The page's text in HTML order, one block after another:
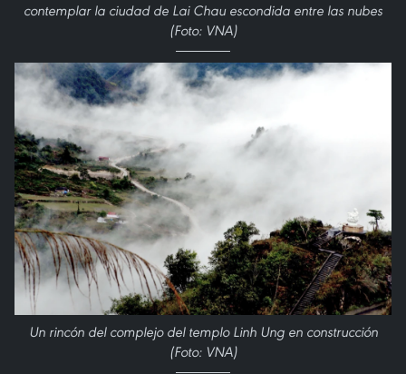
contemplar la ciudad de Lai Chau escondida entre las nubes
(Foto: VNA)
Un rincón del complejo del templo Linh Ung en construcción
(Foto: VNA)